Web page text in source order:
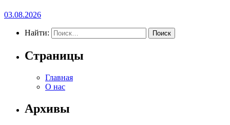
03.08.2026
Найти:
Страницы
Главная
О нас
Архивы